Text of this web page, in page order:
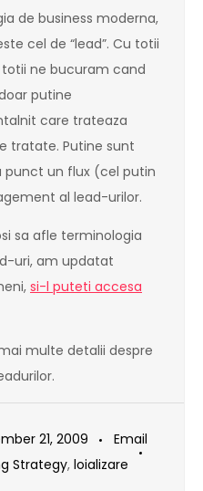
de business moderna,
cel de “lead”. Cu totii
ne bucuram cand
putine
care trateaza
tratate. Putine sunt
punct un flux (cel putin
al lead-urilor.
sa afle terminologia
uri, am updatat
si-l puteti accesa
multe detalii despre
21, 2009
Email
Strategy, loializare